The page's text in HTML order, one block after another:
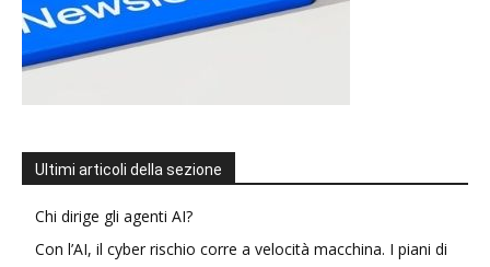
Ultimi articoli della sezione
Chi dirige gli agenti AI?
Con l’AI, il cyber rischio corre a velocità macchina. I piani di